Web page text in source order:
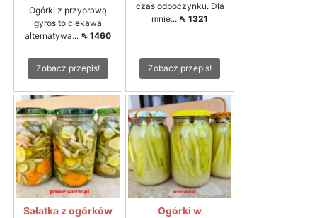
Ogórki z przyprawą
gyros to ciekawa
alternatywa... ⇖ 1460
Zobacz przepis!
czas odpoczynku. Dla
mnie... ⇖ 1321
Zobacz przepis!
Sałatka z ogórków
Ogórki w